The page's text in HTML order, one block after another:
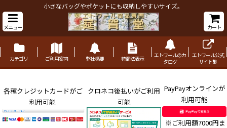
小さなバッグやポケットにも収納しやすいサイズ。
メニュー カート
カテゴリ ご利用案内 弊社概要 特商法表示
エトワールのカ
タログ
エトワール公式
サイト集
各種クレジットカードがご
利用可能
クロネコ後払いがご利用
可能
PayPayオンラインが
利用可能
※ご利用額7000円ま